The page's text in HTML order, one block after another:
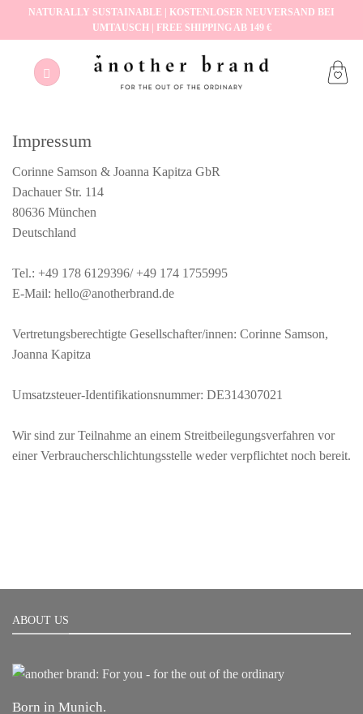
NATURALLY SUSTAINABLE | KOSTENLOSER NEUVERSAND BEI
UMTAUSCH | FREE SHIPPING AB 149 €
Impressum
Corinne Samson & Joanna Kapitza GbR
Dachauer Str. 114
80636 München
Deutschland
Tel.: +49 178 6129396/ +49 174 1755995
E-Mail: hello@anotherbrand.de
Vertretungsberechtigte Gesellschafter/innen: Corinne Samson,
Joanna Kapitza
Umsatzsteuer-Identifikationsnummer: DE314307021
Wir sind zur Teilnahme an einem Streitbeilegungsverfahren vor
einer Verbraucherschlichtungsstelle weder verpflichtet noch bereit.
ABOUT US
Born in Munich.